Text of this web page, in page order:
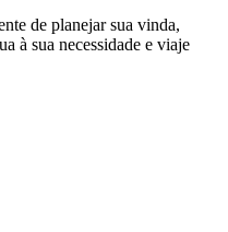
de planejar sua vinda,
à sua necessidade e viaje